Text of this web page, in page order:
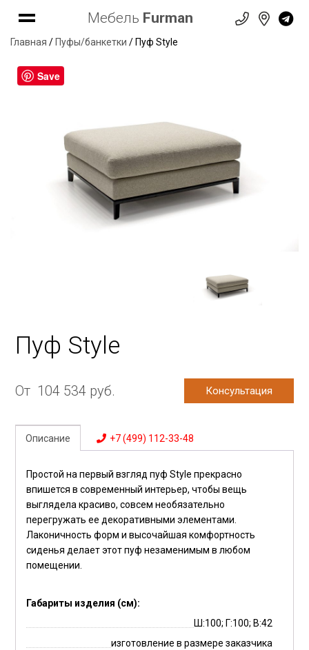
Мебель Furman
Главная / Пуфы/банкетки / Пуф Style
Пуф Style
От 104 534руб. Консультация
Описание +7 (499) 112-33-48
Простой на первый взгляд пуф Style прекрасно
впишется в современный интерьер, чтобы вещь
выглядела красиво, совсем необязательно
перегружать ее декоративными элементами.
Лаконичность форм и высочайшая комфортность
сиденья делает этот пуф незаменимым в любом
помещении.
Габариты изделия (см):
Ш:100; Г:100; В:42
изготовление в размере заказчика
Save